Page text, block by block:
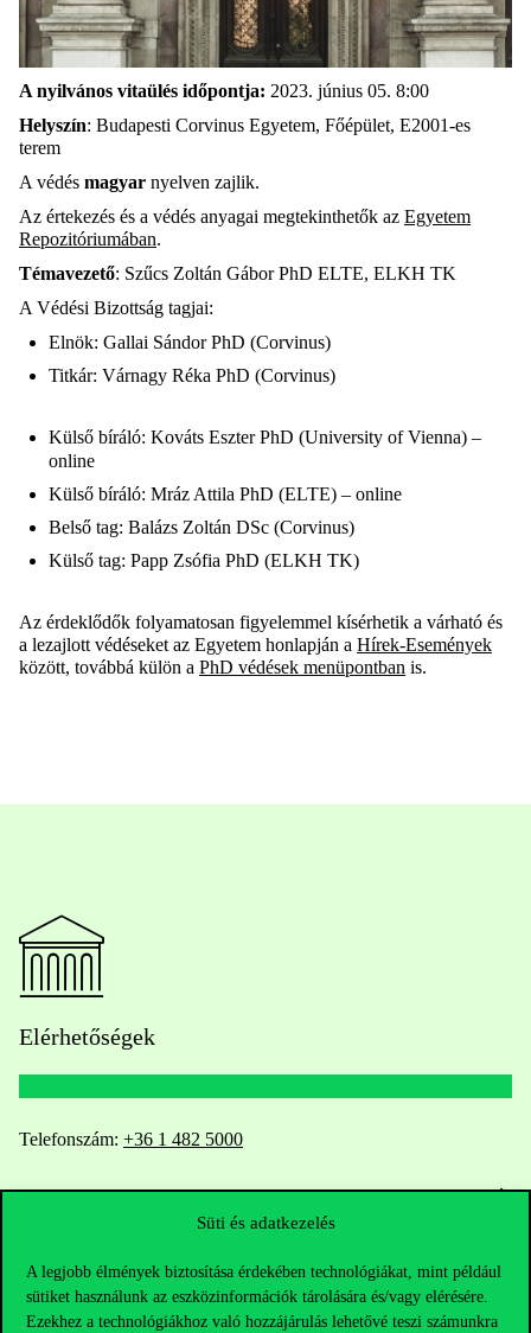
Süti és adatkezelés
A legjobb élmények biztosítása érdekében technológiákat, mint például
sütiket használunk az eszközinformációk tárolására és/vagy elérésére.
Ezekhez a technológiákhoz való hozzájárulás lehetővé teszi számunkra
A nyilvános vitaülés időpontja: 2023. június 05. 8:00
Helyszín: Budapesti Corvinus Egyetem, Főépület, E2001-es
terem
A védés magyar nyelven zajlik.
Az értekezés és a védés anyagai megtekinthetők az Egyetem
Repozitóriumában.
Témavezető: Szűcs Zoltán Gábor PhD ELTE, ELKH TK
A Védési Bizottság tagjai:
Elnök: Gallai Sándor PhD (Corvinus)
Titkár: Várnagy Réka PhD (Corvinus)
Külső bíráló: Kováts Eszter PhD (University of Vienna) –
online
Külső bíráló: Mráz Attila PhD (ELTE) – online
Belső tag: Balázs Zoltán DSc (Corvinus)
Külső tag: Papp Zsófia PhD (ELKH TK)
Az érdeklődők folyamatosan figyelemmel kísérhetik a várható és
a lezajlott védéseket az Egyetem honlapján a Hírek-Események
között, továbbá külön a PhD védések menüpontban is.
Elérhetőségek
Telefonszám: +36 1 482 5000
Kérdésed van a felvételivel kapcsolatban?
HUB jelenlegi hallgatóinknak